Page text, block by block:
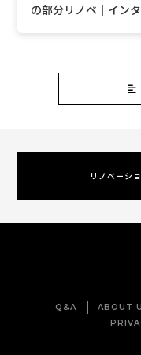
の部分リノベ｜イン
リノベーシ
Q&A ABOUT